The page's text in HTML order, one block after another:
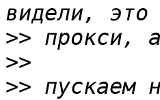
>>
>>
>> пускаем